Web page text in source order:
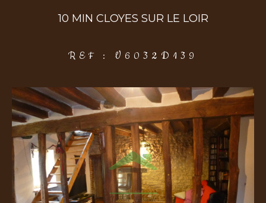
10 MIN CLOYES SUR LE LOIR
REF : V6032D139